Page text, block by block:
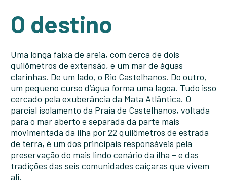
O destino
Uma longa faixa de areia, com cerca de dois
quilômetros de extensão, e um mar de águas
clarinhas. De um lado, o Rio Castelhanos. Do outro,
um pequeno curso d’água forma uma lagoa. Tudo isso
cercado pela exuberância da Mata Atlântica. O
parcial isolamento da Praia de Castelhanos, voltada
para o mar aberto e separada da parte mais
movimentada da ilha por 22 quilômetros de estrada
de terra, é um dos principais responsáveis pela
preservação do mais lindo cenário da ilha – e das
tradições das seis comunidades caiçaras que vivem
ali.